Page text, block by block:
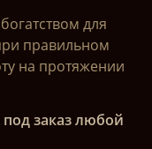
для
правильном
на протяжении
заказ любой